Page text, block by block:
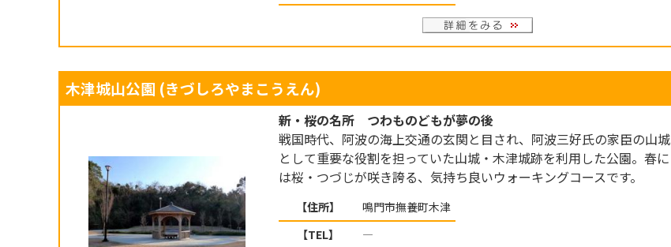
木津城山公園 (きづしろやまこうえん)
新・桜の名所 つわものどもが夢の後
戦国時代、阿波の海上交通の玄関と目され、阿波三好氏の家臣の山城
として重要な役割を担っていた山城・木津城跡を利用した公園。春に
は桜・つづじが咲き誇る、気持ち良いウォーキングコースです。
【住所】
鳴門市撫養町木津
【TEL】
―